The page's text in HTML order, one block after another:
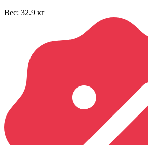
Вес: 32.9 кг